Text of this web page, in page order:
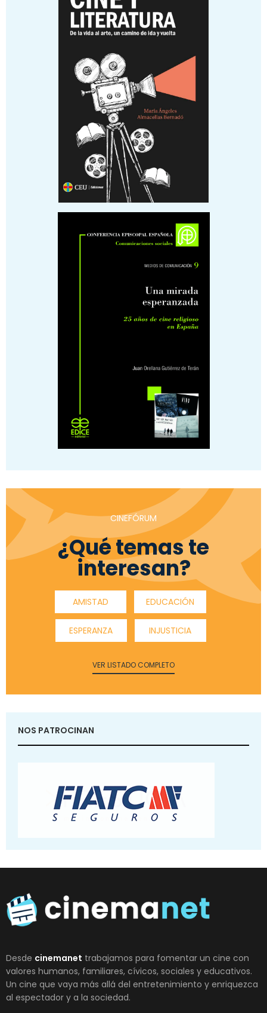
CINEFÓRUM
¿Qué temas te
interesan?
AMISTAD EDUCACIÓN
ESPERANZA INJUSTICIA
VER LISTADO COMPLETO
NOS PATROCINAN
Desde cinemanet trabajamos para fomentar un cine con
valores humanos, familiares, cívicos, sociales y educativos.
Un cine que vaya más allá del entretenimiento y enriquezca
al espectador y a la sociedad.